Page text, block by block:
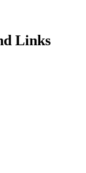
Links